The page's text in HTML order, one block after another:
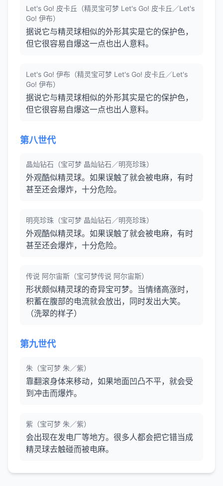
Let's Go! 皮卡丘（精灵宝可梦 Let's Go! 皮卡丘／Let's
Go! 伊布）
据说它与精灵球相似的外形其实是它的保护色，
但它很容易自爆这一点也出人意料。
Let's Go! 伊布（精灵宝可梦 Let's Go! 皮卡丘／Let's
Go! 伊布）
据说它与精灵球相似的外形其实是它的保护色，
但它很容易自爆这一点也出人意料。
第八世代
晶灿钻石（宝可梦 晶灿钻石／明亮珍珠）
外观酷似精灵球。如果误触了就会被电麻，有时
甚至还会爆炸，十分危险。
明亮珍珠（宝可梦 晶灿钻石／明亮珍珠）
外观酷似精灵球。如果误触了就会被电麻，有时
甚至还会爆炸，十分危险。
传说 阿尔宙斯（宝可梦传说 阿尔宙斯）
形状颇似精灵球的奇异宝可梦。当情绪高涨时，
积蓄在腹部的电流就会放出，同时发出大笑。
（洗翠的样子）
第九世代
朱（宝可梦 朱／紫）
靠翻滚身体来移动，如果地面凹凸不平，就会受
到冲击而爆炸。
紫（宝可梦 朱／紫）
会出现在发电厂等地方。很多人都会把它错当成
精灵球去触碰而被电麻。